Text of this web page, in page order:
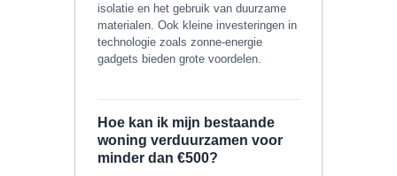
isolatie en het gebruik van duurzame
materialen. Ook kleine investeringen in
technologie zoals zonne-energie
gadgets bieden grote voordelen.
Hoe kan ik mijn bestaande
woning verduurzamen voor
minder dan €500?